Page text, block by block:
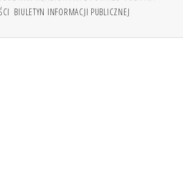
BIULETYN INFORMACJI PUBLICZNEJ